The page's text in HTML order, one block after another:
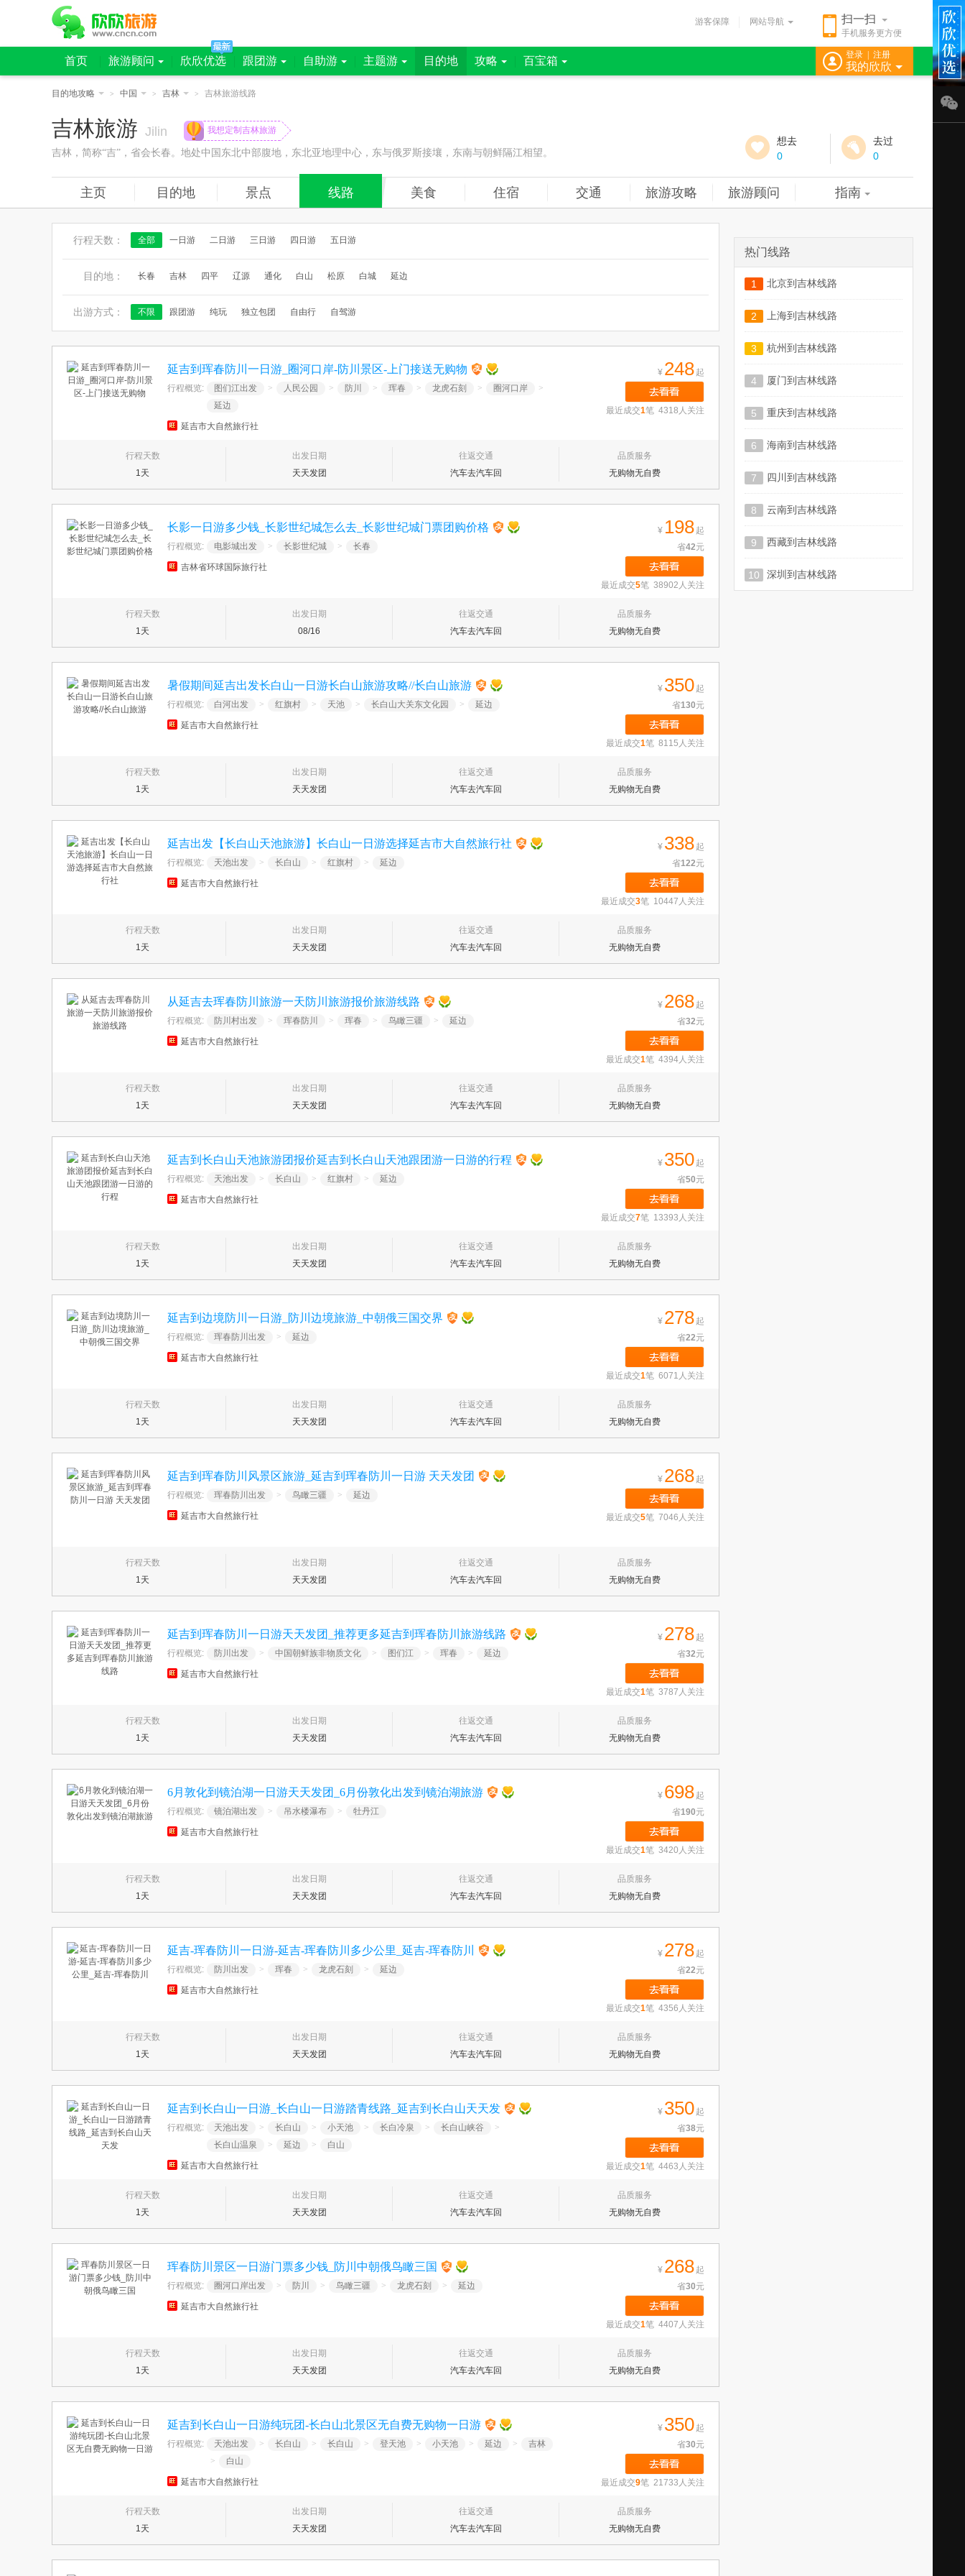
扫一扫
手机服务更方便
游客保障 网站导航
登录 注册
我的欣欣
首页 旅游顾问 欣欣优选 跟团游 自助游 主题游 目的地 攻略 百宝箱
目的地攻略 > 中国 > 吉林 > 吉林旅游线路
吉林旅游 Jilin 我想定制吉林旅游
吉林，简称“吉”，省会长春。地处中国东北中部腹地，东北亚地理中心，东与俄罗斯接壤，东南与朝鲜隔江相望。
想去
0
去过
0
主页 目的地 景点 线路 美食 住宿 交通 旅游攻略 旅游顾问 指南
行程天数： 全部 一日游 二日游 三日游 四日游 五日游
目的地： 长春 吉林 四平 辽源 通化 白山 松原 白城 延边
出游方式： 不限 跟团游 纯玩 独立包团 自由行 自驾游
延吉到珲春防川一日游_圈河口岸-防川景区-上门接送无购物
行程概览: 图们江出发 > 人民公园 > 防川 > 珲春 > 龙虎石刻 > 圈河口岸
>
延边
延吉市大自然旅行社
¥ 248 起
最近成交1笔 4318人关注
行程天数
1天
出发日期
天天发团
往返交通
汽车去汽车回
品质服务
无购物无自费
长影一日游多少钱_长影世纪城怎么去_长影世纪城门票团购价格
行程概览: 电影城出发 > 长影世纪城 > 长春
吉林省环球国际旅行社
¥ 198 起
省42元
最近成交5笔 38902人关注
行程天数
1天
出发日期
08/16
往返交通
汽车去汽车回
品质服务
无购物无自费
暑假期间延吉出发长白山一日游长白山旅游攻略//长白山旅游
行程概览: 白河出发 > 红旗村 > 天池 > 长白山大关东文化园 > 延边
延吉市大自然旅行社
¥ 350 起
省130元
最近成交1笔 8115人关注
行程天数
1天
出发日期
天天发团
往返交通
汽车去汽车回
品质服务
无购物无自费
延吉出发【长白山天池旅游】长白山一日游选择延吉市大自然旅行社
行程概览: 天池出发 > 长白山 > 红旗村 > 延边
延吉市大自然旅行社
¥ 338 起
省122元
最近成交3笔 10447人关注
行程天数
1天
出发日期
天天发团
往返交通
汽车去汽车回
品质服务
无购物无自费
从延吉去珲春防川旅游一天防川旅游报价旅游线路
行程概览: 防川村出发 > 珲春防川 > 珲春 > 鸟瞰三疆 > 延边
延吉市大自然旅行社
¥ 268 起
省32元
最近成交1笔 4394人关注
行程天数
1天
出发日期
天天发团
往返交通
汽车去汽车回
品质服务
无购物无自费
延吉到长白山天池旅游团报价延吉到长白山天池跟团游一日游的行程
行程概览: 天池出发 > 长白山 > 红旗村 > 延边
延吉市大自然旅行社
¥ 350 起
省50元
最近成交7笔 13393人关注
行程天数
1天
出发日期
天天发团
往返交通
汽车去汽车回
品质服务
无购物无自费
延吉到边境防川一日游_防川边境旅游_中朝俄三国交界
行程概览: 珲春防川出发 > 延边
延吉市大自然旅行社
¥ 278 起
省22元
最近成交1笔 6071人关注
行程天数
1天
出发日期
天天发团
往返交通
汽车去汽车回
品质服务
无购物无自费
延吉到珲春防川风景区旅游_延吉到珲春防川一日游 天天发团
行程概览: 珲春防川出发 > 鸟瞰三疆 > 延边
延吉市大自然旅行社
¥ 268 起
最近成交5笔 7046人关注
行程天数
1天
出发日期
天天发团
往返交通
汽车去汽车回
品质服务
无购物无自费
延吉到珲春防川一日游天天发团_推荐更多延吉到珲春防川旅游线路
行程概览: 防川出发 > 中国朝鲜族非物质文化 > 图们江 > 珲春 > 延边
延吉市大自然旅行社
¥ 278 起
省32元
最近成交1笔 3787人关注
行程天数
1天
出发日期
天天发团
往返交通
汽车去汽车回
品质服务
无购物无自费
6月敦化到镜泊湖一日游天天发团_6月份敦化出发到镜泊湖旅游
行程概览: 镜泊湖出发 > 吊水楼瀑布 > 牡丹江
延吉市大自然旅行社
¥ 698 起
省190元
最近成交1笔 3420人关注
行程天数
1天
出发日期
天天发团
往返交通
汽车去汽车回
品质服务
无购物无自费
延吉-珲春防川一日游-延吉-珲春防川多少公里_延吉-珲春防川
行程概览: 防川出发 > 珲春 > 龙虎石刻 > 延边
延吉市大自然旅行社
¥ 278 起
省22元
最近成交1笔 4356人关注
行程天数
1天
出发日期
天天发团
往返交通
汽车去汽车回
品质服务
无购物无自费
延吉到长白山一日游_长白山一日游踏青线路_延吉到长白山天天发
行程概览: 天池出发 > 长白山 > 小天池 > 长白冷泉 > 长白山峡谷
>
长白山温泉
> 延边 > 白山
延吉市大自然旅行社
¥ 350 起
省38元
最近成交1笔 4463人关注
行程天数
1天
出发日期
天天发团
往返交通
汽车去汽车回
品质服务
无购物无自费
珲春防川景区一日游门票多少钱_防川中朝俄鸟瞰三国
行程概览: 圈河口岸出发 > 防川 > 鸟瞰三疆 > 龙虎石刻 > 延边
延吉市大自然旅行社
¥ 268 起
省30元
最近成交1笔 4407人关注
行程天数
1天
出发日期
天天发团
往返交通
汽车去汽车回
品质服务
无购物无自费
延吉到长白山一日游纯玩团-长白山北景区无自费无购物一日游
行程概览: 天池出发 > 长白山 > 长白山 > 登天池 > 小天池 > 延边 >
吉林
>
白山
延吉市大自然旅行社
¥ 350 起
省30元
最近成交9笔 21733人关注
行程天数
1天
出发日期
天天发团
往返交通
汽车去汽车回
品质服务
无购物无自费
热门线路
1 北京到吉林线路
2 上海到吉林线路
3 杭州到吉林线路
4 厦门到吉林线路
5 重庆到吉林线路
6 海南到吉林线路
7 四川到吉林线路
8 云南到吉林线路
9 西藏到吉林线路
10 深圳到吉林线路